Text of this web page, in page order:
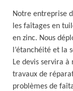
Notre entreprise
les faîtages en
en zinc. Nous
l’étanchéité et la
Le devis servira
travaux de
problèmes de